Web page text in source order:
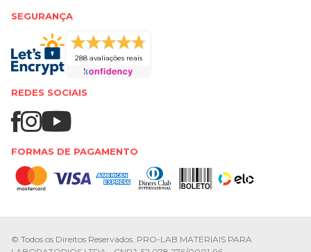
SEGURANÇA
288 avaliações reais
REDES SOCIAIS
FORMAS DE PAGAMENTO
© Todos os Direitos Reservados. PRO-LAB MATERIAIS PARA